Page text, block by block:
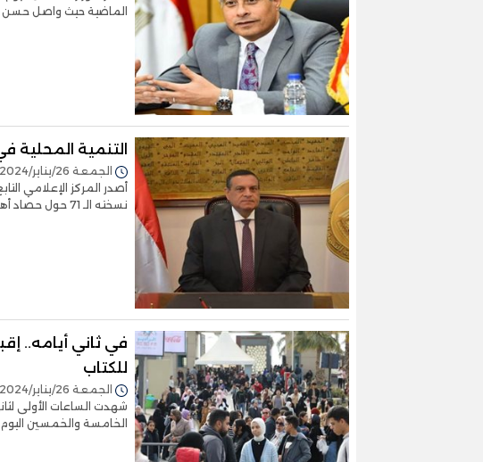
الماضية حيث واصل حسن
التنمية المحلية
الجمعة 26/يناير/2024 - 04:58 م
أصدر المركز الإعلامي
نسخته الـ 71 حول حصاد أهم الأنشطة
في ثاني أيامه..
للكتاب
الجمعة 26/يناير/2024 - 01:32 م
شهدت الساعات الأولى
الخامسة والخمسين